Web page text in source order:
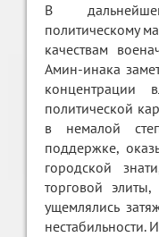
В
политическому
качествам
Амин-инака
концентрации
политической
в немалой
поддержке,
городской
торговой
ущемлялись
нестабильности.